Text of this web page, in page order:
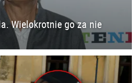
Wielokrotnie go za nie